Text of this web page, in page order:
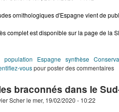
ornithologiques d'Espagne vient de
complet est disponiblesur la page de la
population Espagne synthèse
Etat des populations en Espagne
vouspour poster des commentaires
braconnés dans le
Scherle mer, 19/02/2020 - 10:22